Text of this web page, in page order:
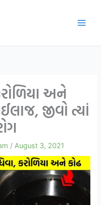
અને
જીવો ત્યાં
/August 3, 2021